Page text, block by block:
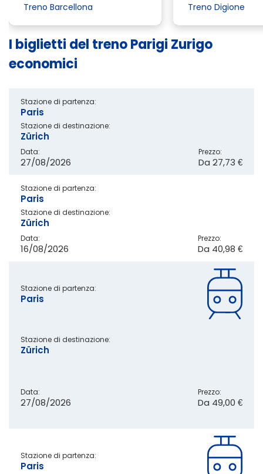
Treno Barcellona Treno Digione
I biglietti del treno Parigi Zurigo
economici
Stazione di partenza:
Paris
Stazione di destinazione:
Zürich
Data:
27/08/2026
Prezzo:
Da 27,73 €
Stazione di partenza:
Paris
Stazione di destinazione:
Zürich
Data:
16/08/2026
Prezzo:
Da 40,98 €
Stazione di partenza:
Paris
Stazione di destinazione:
Zürich
Data:
27/08/2026
Prezzo:
Da 49,00 €
Stazione di partenza:
Paris